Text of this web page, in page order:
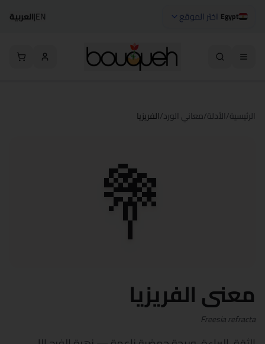
Egypt اختر الموقع EN
|العربية
الرئيسية/ الأدلة/معاني الورد/الفريزيا
💐
معنى الفريزيا
Freesia refracta